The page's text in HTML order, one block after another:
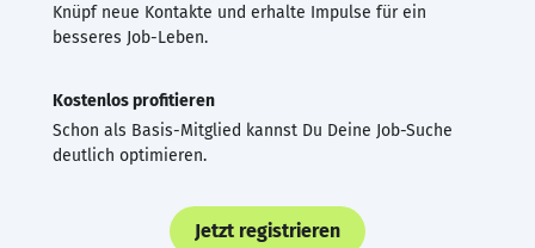
Knüpf neue Kontakte und erhalte Impulse für ein
besseres Job-Leben.
Kostenlos profitieren
Schon als Basis-Mitglied kannst Du Deine Job-Suche
deutlich optimieren.
Jetzt registrieren